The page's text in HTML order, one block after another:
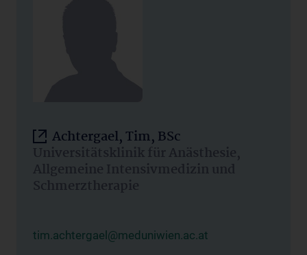
Achtergael, Tim, BSc
Universitätsklinik für Anästhesie,
Allgemeine Intensivmedizin und
Schmerztherapie
tim.achtergael@meduniwien.ac.at